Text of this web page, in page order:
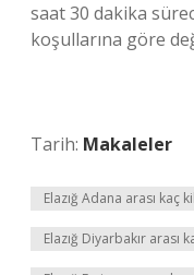
saat 30 dakika
koşullarına göre
Tarih: Makaleler
Elazığ Adana arası kaç
Elazığ Diyarbakır arası